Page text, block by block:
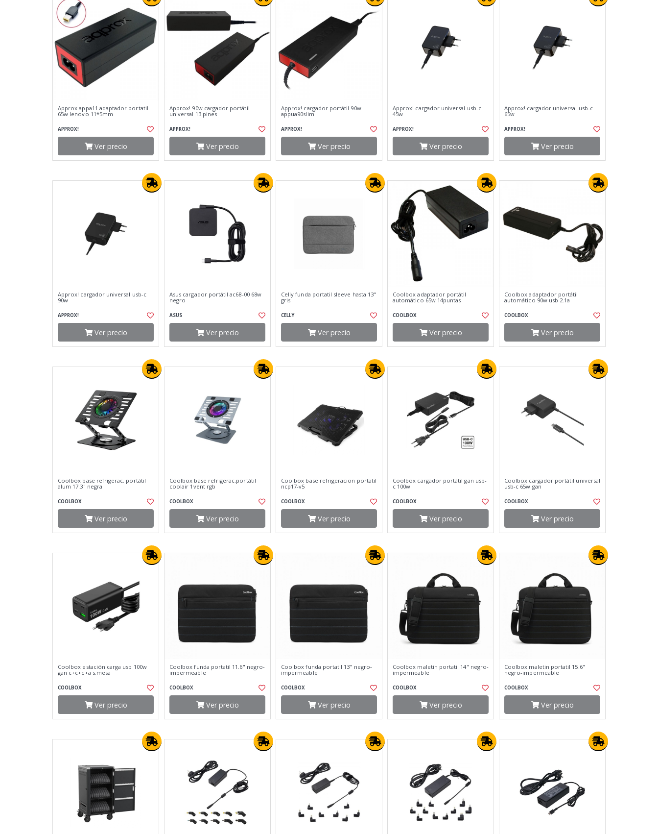
Approx appa11 adaptador portatil
65w lenovo 11*5mm
APPROX!
Ver precio
Approx! 90w cargador portátil
universal 13 pines
APPROX!
Ver precio
Approx! cargador portátil 90w
appua90slim
APPROX!
Ver precio
Approx! cargador universal usb-c
45w
APPROX!
Ver precio
Approx! cargador universal usb-c
65w
APPROX!
Ver precio
Approx! cargador universal usb-c
90w
APPROX!
Ver precio
Asus cargador portátil ac68-00 68w
negro
ASUS
Ver precio
Celly funda portatil sleeve hasta 13"
gris
CELLY
Ver precio
Coolbox adaptador portátil
automático 65w 14puntas
COOLBOX
Ver precio
Coolbox adaptador portátil
automático 90w usb 2.1a
COOLBOX
Ver precio
Coolbox base refrigerac. portátil
alum 17.3" negra
COOLBOX
Ver precio
Coolbox base refrigerac.portátil
coolair 1vent rgb
COOLBOX
Ver precio
Coolbox base refrigeracion portatil
ncp17-v5
COOLBOX
Ver precio
Coolbox cargador portátil gan usb-
c 100w
COOLBOX
Ver precio
Coolbox cargador portátil universal
usb-c 65w gan
COOLBOX
Ver precio
Coolbox estación carga usb 100w
gan c+c+c+a s.mesa
COOLBOX
Ver precio
Coolbox funda portatil 11.6" negro-
impermeable
COOLBOX
Ver precio
Coolbox funda portatil 13" negro-
impermeable
COOLBOX
Ver precio
Coolbox maletin portatil 14" negro-
impermeable
COOLBOX
Ver precio
Coolbox maletin portatil 15.6"
negro-impermeable
COOLBOX
Ver precio